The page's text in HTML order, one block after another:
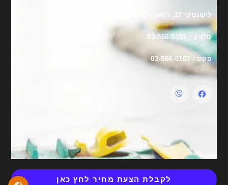
לישנסקי 27, ראשון לציון, 75650
טלפון : 03-566-5151
פקס : 03-566-0103
לקבלת הצעת מחיר לחץ כאן